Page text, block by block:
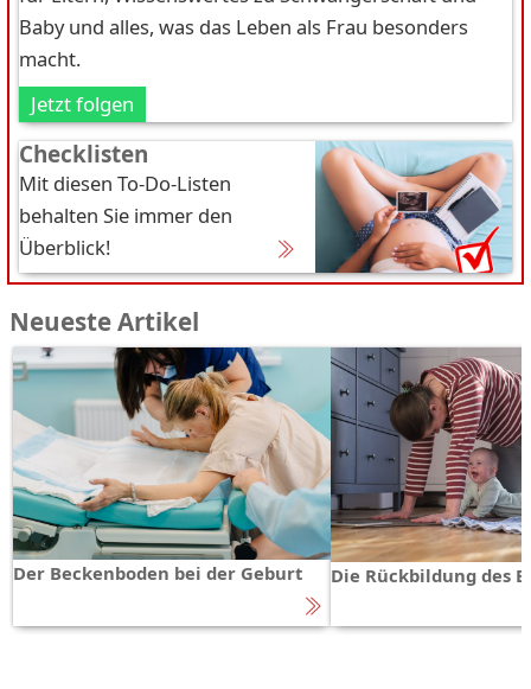
Baby und alles, was das Leben als Frau besonders
macht.
Jetzt folgen
Checklisten
Mit diesen To-Do-Listen
behalten Sie immer den
Überblick!
Neueste Artikel
Der Beckenboden bei der Geburt Die Rückbildung des